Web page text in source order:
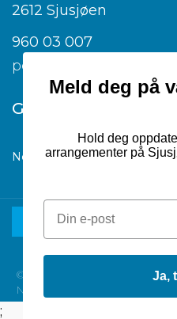
2612 Sjusjøen
960 03 007
post@visitsjusjoen.no
Google translate
Norwegian ▼
© 2026 Destinasjon Sjusjøen
Nettsiden er utviklet av
;
Meld deg på
Hold deg
arrangementer på
Ja,